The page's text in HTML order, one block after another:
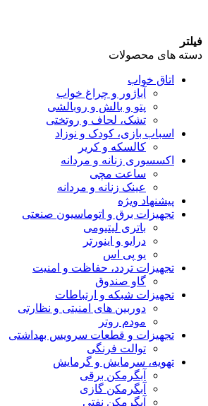
فیلتر
دسته های محصولات
اتاق خواب
آباژور و چراغ خواب
پتو و بالش و روبالشی
تشک، لحاف و روتختی
اسباب بازی، کودک و نوزاد
کالسکه و کریر
اکسسوری زنانه و مردانه
ساعت مچی
عینک زنانه و مردانه
پیشنهاد ویژه
تجهیزات برق و اتوماسیون صنعتی
باتری لیتیومی
درایو و اینورتر
یو پی اس
تجهیزات تردد، حفاظت و امنیت
گاو صندوق
تجهیزات شبکه و ارتباطات
دوربین های امنیتی و نظارتی
مودم روتر
تجهیزات و قطعات سرویس بهداشتی
توالت فرنگی
تهویه، سرمایش و گرمایش
آبگرمکن برقی
آبگرمکن گازی
آبگرمکن نفتی